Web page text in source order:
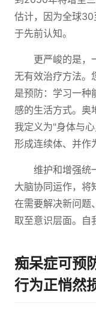
估计，因为全球
于先前认知。
更严峻的是
无有效治疗方法。
是预防：学习一种
感的生活方式。奥
我定义为"身体与
形成连续体、并作
维护和增强统
大脑协同运作，
在需要解决新问题
取至意识层面。自
痴呆症可预
行为正悄然